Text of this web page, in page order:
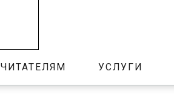
ЧИТАТЕЛЯМ УСЛУГИ